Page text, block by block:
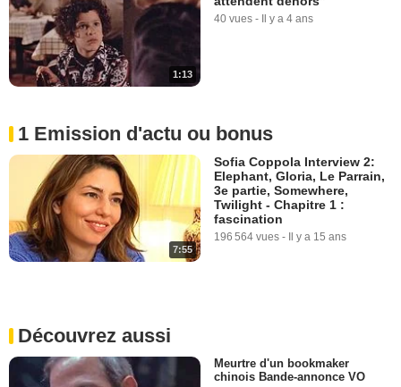
1:13
40 vues - Il y a 4 ans
1 Emission d'actu ou bonus
7:55
Sofia Coppola Interview 2:
Elephant, Gloria, Le Parrain,
3e partie, Somewhere,
Twilight - Chapitre 1 :
fascination
196 564 vues - Il y a 15 ans
Découvrez aussi
Meurtre d'un bookmaker
chinois Bande-annonce VO